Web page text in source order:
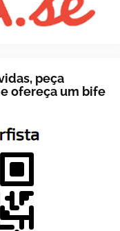
peça
ofereça um bife